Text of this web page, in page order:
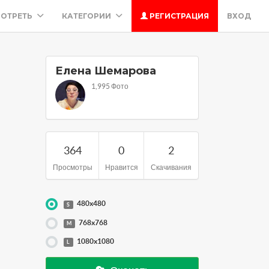
КАТЕГОРИИ РЕГИСТРАЦИЯ ВХОД
Елена Шемарова
1,995 Фото
364
Просмотры
0
Нравится
2
Скачивания
S 480x480
M 768x768
L 1080x1080